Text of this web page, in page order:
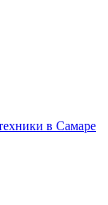
в Самаре